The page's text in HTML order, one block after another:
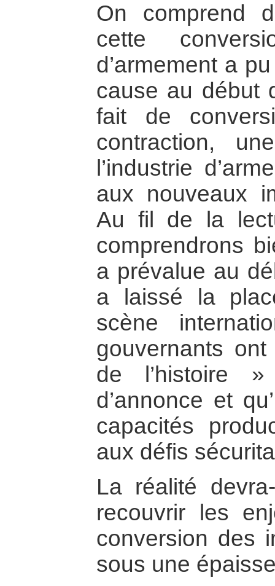
On comprend
cette
d’armement a
cause au début
fait de
contraction,
l’industrie
aux nouveaux
Au fil de la
comprendrons
a prévalue au
a laissé la
scène
gouvernants
de l’histoire »
d’annonce et
capacités
aux défis
La réalité
recouvrir les
conversion des
sous une